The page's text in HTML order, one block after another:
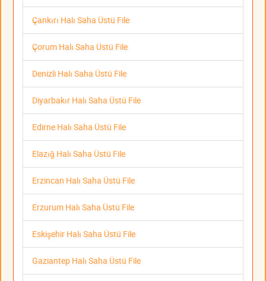
Çankırı Halı Saha Üstü File
Çorum Halı Saha Üstü File
Denizli Halı Saha Üstü File
Diyarbakır Halı Saha Üstü File
Edirne Halı Saha Üstü File
Elazığ Halı Saha Üstü File
Erzincan Halı Saha Üstü File
Erzurum Halı Saha Üstü File
Eskişehir Halı Saha Üstü File
Gaziantep Halı Saha Üstü File